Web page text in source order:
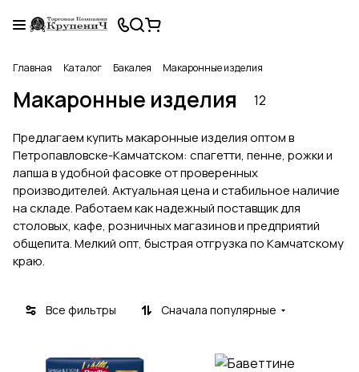
Главная Каталог Бакалея Макаронные изделия
Макаронные изделия 12
Предлагаем купить макаронные изделия оптом в
Петропавловске-Камчатском: спагетти, пенне, рожки и
лапша в удобной фасовке от проверенных
производителей. Актуальная цена и стабильное наличие
на складе. Работаем как надежный поставщик для
столовых, кафе, розничных магазинов и предприятий
общепита. Мелкий опт, быстрая отгрузка по Камчатскому
краю.
Все фильтры Сначала популярные